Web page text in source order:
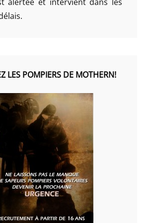
LES POMPIERS DE MOTHERN!